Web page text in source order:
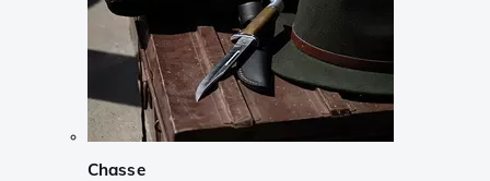
Chasse